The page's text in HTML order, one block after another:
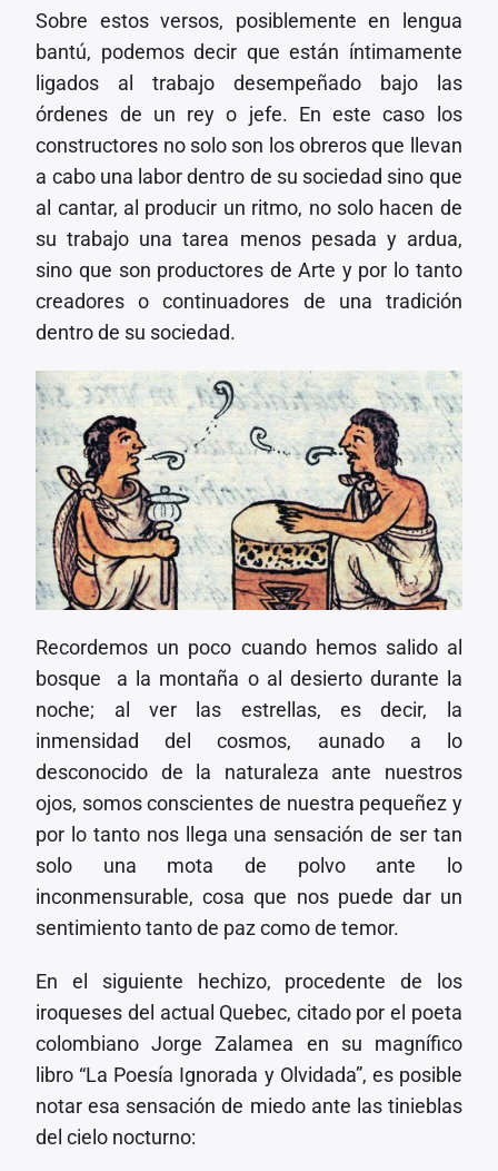
Sobre estos versos, posiblemente en lengua
bantú, podemos decir que están íntimamente
ligados al trabajo desempeñado bajo las
órdenes de un rey o jefe. En este caso los
constructores no solo son los obreros que llevan
a cabo una labor dentro de su sociedad sino que
al cantar, al producir un ritmo, no solo hacen de
su trabajo una tarea menos pesada y ardua,
sino que son productores de Arte y por lo tanto
creadores o continuadores de una tradición
dentro de su sociedad.
Recordemos un poco cuando hemos salido al
bosque a la montaña o al desierto durante la
noche; al ver las estrellas, es decir, la
inmensidad del cosmos, aunado a lo
desconocido de la naturaleza ante nuestros
ojos, somos conscientes de nuestra pequeñez y
por lo tanto nos llega una sensación de ser tan
solo una mota de polvo ante lo
inconmensurable, cosa que nos puede dar un
sentimiento tanto de paz como de temor.
En el siguiente hechizo, procedente de los
iroqueses del actual Quebec, citado por el poeta
colombiano Jorge Zalamea en su magnífico
libro “La Poesía Ignorada y Olvidada”, es posible
notar esa sensación de miedo ante las tinieblas
del cielo nocturno: